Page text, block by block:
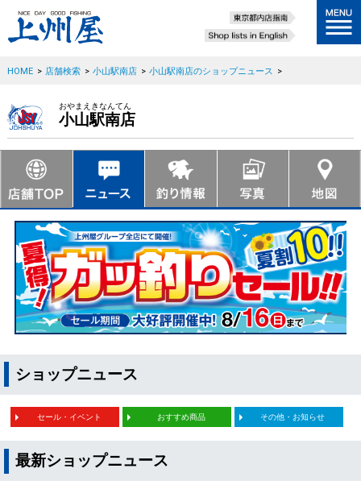
HOME > 店舗検索 > 小山駅南店 > 小山駅南店のショップニュース >
おやまえきなんてん
小山駅南店
ショップニュース
セール・イベント おすすめ商品 その他・お知らせ
最新ショップニュース